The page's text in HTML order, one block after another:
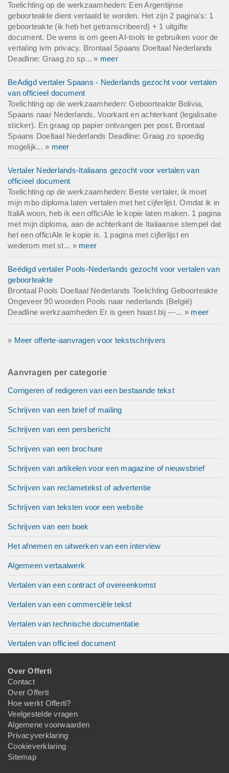
Toelichting op de werkzaamheden: Een Argentijnse
geboorteakte dient vertaald te worden. Het zijn 2 pagina's: 1
geboorteakte (ik heb het getranscribeerd) + 1 uitgifte
document. De wens is om geen AI-tools te gebruiken voor de
vertaling ivm privacy. Brontaal Spaans Doeltaal Nederlands
Deadline: Graag zo sp... » meer
BeAdigd vertaler Spaans - Nederlands gezocht voor vertalen
van officieel document
Toelichting op de werkzaamheden: Geboorteakte Bolivia,
Spaans naar Nederlands. Voorkant en achterkant (legalisatie
sticker). En graag op papier ontvangen per post. Brontaal
Spaans Doeltaal Nederlands Deadline: Graag zo spoedig
mogelijk... » meer
Vertaler Nederlands-Italiaans gezocht voor vertalen van
officieel document
Toelichting op de werkzaamheden: Beste vertaler, ik moet
mijn mbo diploma laten vertalen met het cijferlijst. Omdat ik in
ItaliA woon, heb ik een officiAle le kopie laten maken. 1 pagina
met mijn diploma, aan de achterkant de Italiaanse stempel dat
het een officiAle le kopie is. 1 pagina met cijferlijst en
wederom met st... » meer
Beëdigd vertaler Pools-Nederlands gezocht voor vertalen van
geboorteakte
Brontaal Pools Doeltaal Nederlands Toelichting Geboorteakte
Ongeveer 90 woorden Pools naar nederlands (België)
Deadline werkzaamheden Er is geen haast bij ---... » meer
» Meer offerte-aanvragen voor tekstschrijvers
Aanvragen per categorie
Corrigeren of redigeren van een bestaande tekst
Schrijven van een brief of mailing
Schrijven van een persbericht
Schrijven van een brochure
Schrijven van artikelen voor een magazine of nieuwsbrief
Schrijven van reclametekst of advertentie
Schrijven van teksten voor een website
Schrijven van een boek
Het afnemen en uitwerken van een interview
Algemeen vertaalwerk
Vertalen van een contract of overeenkomst
Vertalen van een commerciële tekst
Vertalen van technische documentatie
Vertalen van officieel document
Over Offerti
Contact
Over Offerti
Hoe werkt Offerti?
Veelgestelde vragen
Algemene voorwaarden
Privacyverklaring
Cookieverklaring
Sitemap